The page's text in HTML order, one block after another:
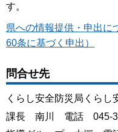
す。
県への情報提供・申出に
60条に基づく申出）
問合せ先
くらし安全防災局くらし
課長 南川 電話 045-